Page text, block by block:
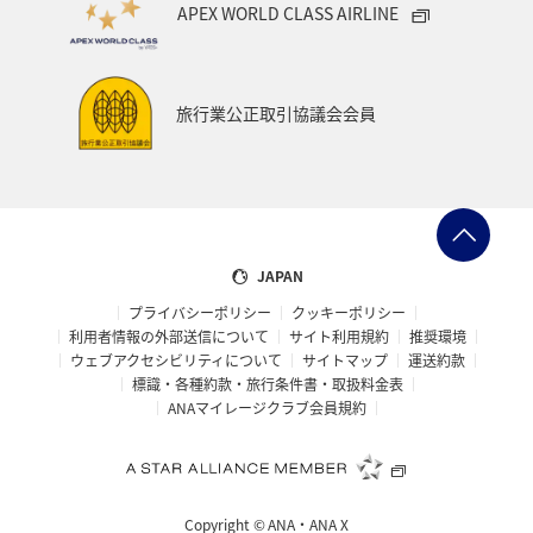
APEX WORLD CLASS AIRLINE
旅行業公正取引協議会会員
JAPAN
プライバシーポリシー
クッキーポリシー
利用者情報の外部送信について
サイト利用規約
推奨環境
ウェブアクセシビリティについて
サイトマップ
運送約款
標識・各種約款・旅行条件書・取扱料金表
ANAマイレージクラブ会員規約
Copyright ©ANA・ANA X